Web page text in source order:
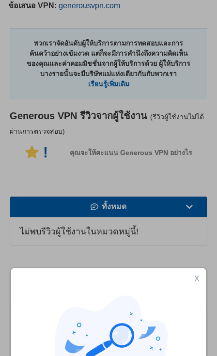
ข้อเสนอ VPN: generousvpn.com
พวกเราจัดอันดับผู้ให้บริการตามการทดสอบและการ
ค้นคว้าอย่างเข้มงวด แต่ก็จะมีการคำนึงถึงความคิดเห็น
ของคุณและค่าคอมมิชชั่นจากผู้ให้บริการด้วย ผู้ให้บริการ
บางรายนั้นจะมีบริษัทแม่แห่งเดียวกันกับพวกเรา
เรียนรู้เพิ่มเติม
Generous VPN รีวิวจากผู้ใช้งาน (รีวิวผู้ใช้งานไม่ได้
ผ่านการตรวจสอบ)
! คุณจะให้คะแนน Generous VPN อย่างไร
ทั้งหมด
ความเร็ว
ความปลอดภัย
ไม่พบรีวิวผู้ใช้งานในหมวดหมู่นี้!
เปรียบเทียบ Generous VPN กับตัวเลือก VPN
X